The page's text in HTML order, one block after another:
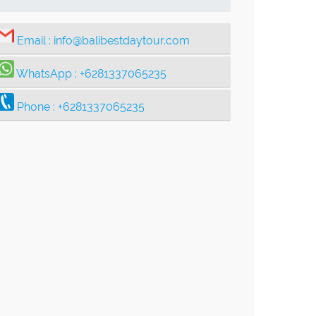
Email : info@balibestdaytour.com
WhatsApp : +6281337065235
Phone : +6281337065235